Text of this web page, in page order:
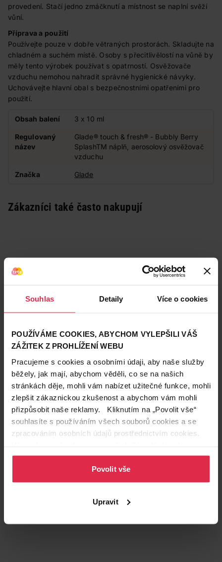
Souhlas Detaily Více o cookies
POUŽÍVÁME COOKIES, ABYCHOM VYLEPŠILI VÁŠ
ZÁŽITEK Z PROHLÍŽENÍ WEBU
Pracujeme s cookies a osobními údaji, aby naše služby
běžely, jak mají, abychom věděli, co se na našich
stránkách děje, mohli vám nabízet užitečné funkce, mohli
zlepšit zákaznickou zkušenost a abychom vám mohli
přizpůsobit naše reklamy. Kliknutím na „Povolit vše“
souhlasíte s používáním všech souborů cookies a se
zpracováním osobních údajů prostřednictvím cookies.
osobních údajů.
Povolit vše
Upravit
provedení. Stačí jedno zmáčknutí a místnost se naplní svěží
vůní.
Příprava a použití
Používejte pouze v dobře větraných prostorách. Skladujte na
chladném a suchém místě. Osoby s přecitlivělostí na vůně by
měly tento výrobek používat s opatrností. Osvěžovače
vzduchu nemohou nahradit správné hygienické návyky.
Uchovávejte hlavní obal s bezpečnostními opatřeními pro
použití.
Obsah balení 3 x 10 ml
Regulovaný
název
Glade® touch & fresh® - Bubbly Berry
SplashTM náplň, aerosolový osvěžovač
vzduchu
Značka Glade
Zákazníci také často nakupují
Podobné produkty